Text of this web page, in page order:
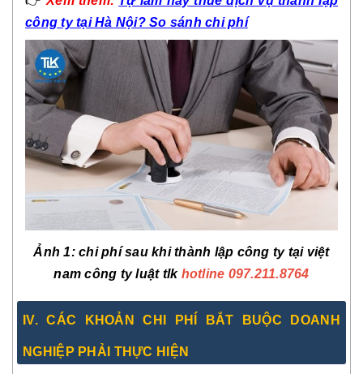
công ty tại Hà Nội? So sánh chi phí
Ảnh 1: chi phí sau khi thành lập công ty tại việt
nam công ty luật tlk hotline 097.211.8764
IV. CÁC KHOẢN CHI PHÍ BẮT BUỘC DOANH
NGHIỆP PHẢI THỰC HIỆN